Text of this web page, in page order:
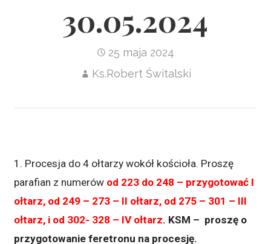
30.05.2024
25 maja 2024
Ks.Robert Świtalski
1. Procesja do 4 ołtarzy wokół kościoła. Proszę
parafian z numerów od 223 do 248 – przygotować I
ołtarz, od 249 – 273 – II ołtarz, od 275 – 301 – III
ołtarz, i od 302- 328 – IV ołtarz. KSM – proszę o
przygotowanie feretronu na procesję.